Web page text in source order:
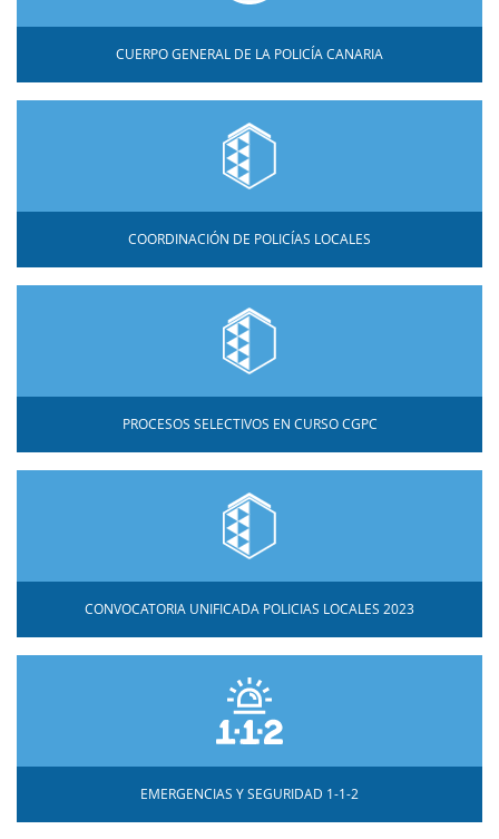
CUERPO GENERAL DE LA POLICÍA CANARIA
COORDINACIÓN DE POLICÍAS LOCALES
PROCESOS SELECTIVOS EN CURSO CGPC
CONVOCATORIA UNIFICADA POLICIAS LOCALES 2023
EMERGENCIAS Y SEGURIDAD 1-1-2